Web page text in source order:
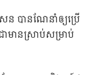
បានណែនាំឲ្យប្រើ
មានស្រាប់សម្រាប់